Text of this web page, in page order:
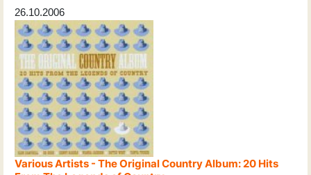
26.10.2006
Various Artists - The Original Country Album: 20 Hits